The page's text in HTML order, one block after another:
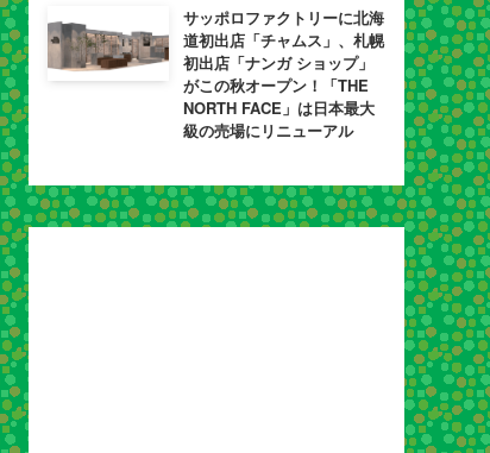
サッポロファクトリーに北海
道初出店「チャムス」、札幌
初出店「ナンガ ショップ」
がこの秋オープン！「THE
NORTH FACE」は日本最大
級の売場にリニューアル